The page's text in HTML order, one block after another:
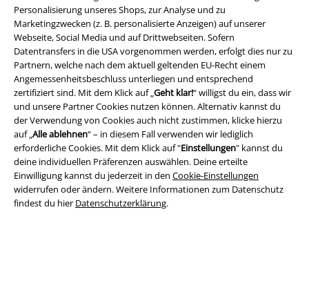
Personalisierung unseres Shops, zur Analyse und zu
Marketingzwecken (z. B. personalisierte Anzeigen) auf unserer
Webseite, Social Media und auf Drittwebseiten. Sofern
Datentransfers in die USA vorgenommen werden, erfolgt dies nur zu
Partnern, welche nach dem aktuell geltenden EU-Recht einem
Angemessenheitsbeschluss unterliegen und entsprechend
zertifiziert sind. Mit dem Klick auf „Geht klar!“ willigst du ein, dass wir
und unsere Partner Cookies nutzen können. Alternativ kannst du
der Verwendung von Cookies auch nicht zustimmen, klicke hierzu
auf „Alle ablehnen“ – in diesem Fall verwenden wir lediglich
erforderliche Cookies. Mit dem Klick auf "Einstellungen" kannst du
deine individuellen Präferenzen auswählen. Deine erteilte
Einwilligung kannst du jederzeit in den Cookie-Einstellungen
widerrufen oder ändern. Weitere Informationen zum Datenschutz
findest du hier Datenschutzerklärung.
Rechtliches
AGB
Impressum
Datenschutz
Entsorgung und Umweltschutz
Konformitätserklärung